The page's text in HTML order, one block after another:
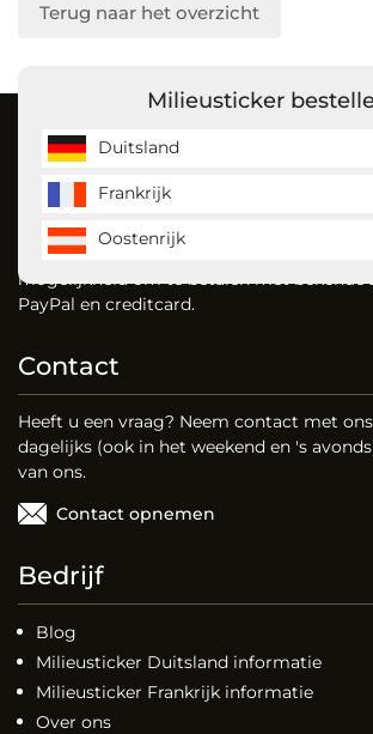
Milieusticker
Duitsland
Frankrijk
Oostenrijk
Terug naar het overzicht
Over ons
MilieustickerKopen is de milieusticker
u gemakkelijk uw milieusticker voor
vignet voor Oostenrijk. Dankzij onze
mogelijkheid om te betalen met bekende
PayPal en creditcard.
Contact
Heeft u een vraag? Neem contact met
dagelijks (ook in het weekend en 's
van ons.
Contact opnemen
Bedrijf
Blog
Milieusticker Duitsland informatie
Milieusticker Frankrijk informatie
Over ons